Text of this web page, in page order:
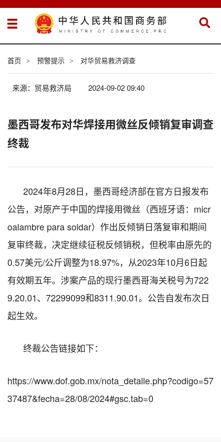
首页 > 预警提示 > 对华贸易救济调查
来源：贸易救济局 2024-09-02 09:40
墨西哥发布对华焊接用微丝反倾销复审调查
终裁
2024年8月28日，墨西哥经济部在官方日报发布
公告， 对原产于中国的焊接用微丝（西班牙语： micr
oalambre para soldar）作出反倾销日落复审和期间
复审终裁，决定继续征税反倾销税，但税率由原先的
0.57美元/公斤调整为18.97%，从2023年10月6日起
有效期五年。涉案产品的现行墨西哥海关税号为722
9.20.01、 72299099和8311.90.01。公告自发布次日
起生效。
终裁公告链接如下：
https://www.dof.gob.mx/nota_detalle.php?codigo=57
37487&fecha=28/08/2024#gsc.tab=0